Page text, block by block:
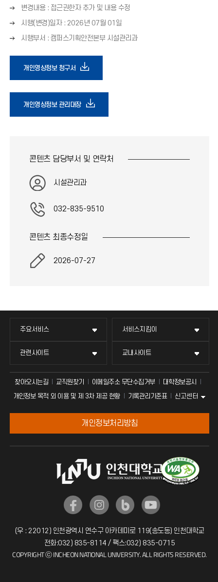
오
른
쪽
화
→
변경내용 : 접근권한자 추가 및 내용 수정
오
른
쪽
살
→
시행(변경)일자 : 2026년 07월 01일
오
쪽
화
살
→
시행부서 : 캠퍼스기획안전본부 시설관리과
개인영상정보 청구서 다
운
로
개인영상정보 관리대장다
드
콘텐츠 담당부서 및 연락처
시설관리과
032-835-9510
콘텐츠 최종수정일
2026-07-27
주요서비스 서비스지킴이
관련사이트 교내사이트
찾아오시는길 교직원찾기 이메일주소 무단수집거부
대학정보공시
개인정보 목적 외 이용 및 제 3차 제공 현황
기록관리기준표 신고센터
개인정보처리방침
(우 : 22012) 인천광역시 연수구 아카데미로 119(송도동) 인천대학교
전화:032) 835-8114 / 팩스:032) 835-0715
COPYRIGHT ⓒ INCHEON NATIONAL UNIVERSITY. ALL RIGHTS RESERVED.